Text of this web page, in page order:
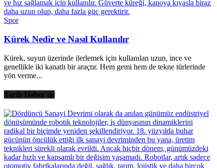
Spor
Kürek Nedir ve Nasıl Kullanılır
Kürek, suyun üzerinde ilerlemek için kullanılan uzun, ince ve
genellikle iki kanatlı bir araçtır. Hem gemi hem de tekne türlerinde
yön verme...
Tarih Haber'de